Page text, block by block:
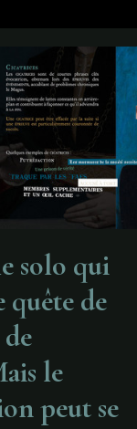
solo qui
quête de
le
peut se